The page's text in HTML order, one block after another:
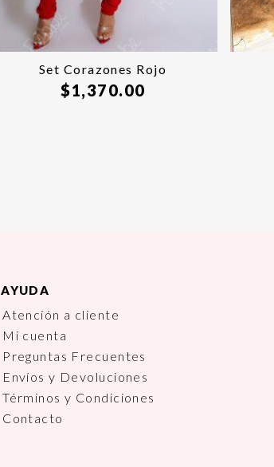
Set Corazones Rojo
$1,370.00
AYUDA
Atención a cliente
Mi cuenta
Preguntas Frecuentes
Envíos y Devoluciones
Términos y Condiciones
Contacto